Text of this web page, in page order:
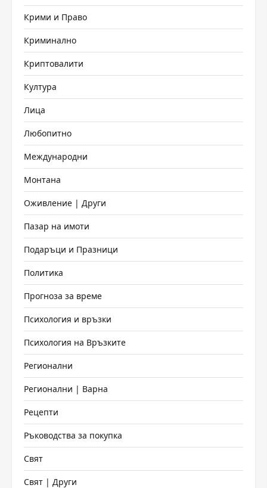
Крими и Право
Криминално
Криптовалити
Култура
Лица
Любопитно
Международни
Монтана
Оживление | Други
Пазар на имоти
Подаръци и Празници
Политика
Прогноза за време
Психология и връзки
Психология на Връзките
Регионални
Регионални | Варна
Рецепти
Ръководства за покупка
Свят
Свят | Други